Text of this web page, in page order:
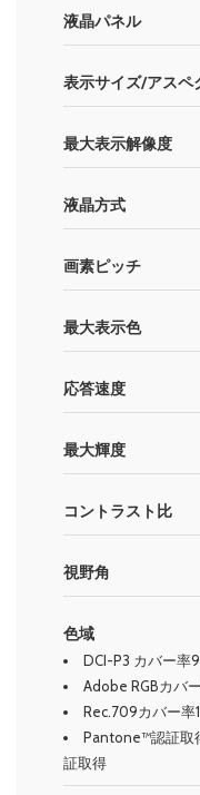
液晶パネル
表示サイズ/アスペ
最大表示解像度
液晶方式
画素ピッチ
最大表示色
応答速度
最大輝度
コントラスト比
視野角
色域
DCI-P3 カバー率
Adobe RGBカバ
Rec.709カバー率
Pantone™認証取
証取得